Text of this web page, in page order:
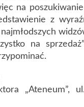
na
z
na
„Ateneum”,